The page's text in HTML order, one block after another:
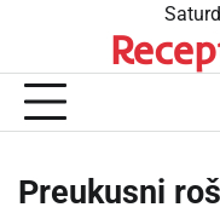
content
Preukusni